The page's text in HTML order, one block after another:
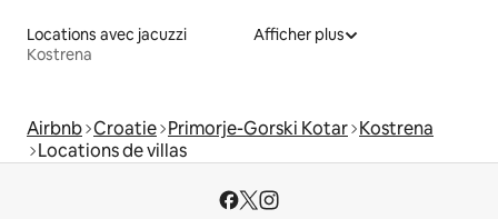
Locations avec jacuzzi
Kostrena
Afficher plus
Airbnb Croatie Primorje-Gorski Kotar Kostrena
Locations de villas